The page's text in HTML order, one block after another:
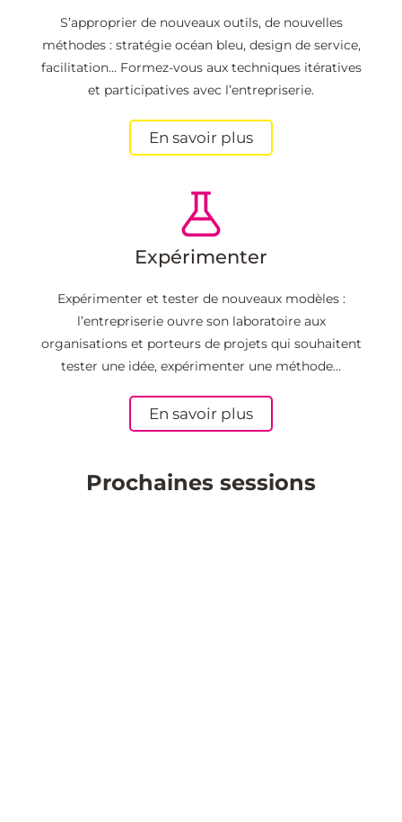
S’approprier de nouveaux outils, de nouvelles
méthodes : stratégie océan bleu, design de service,
facilitation… Formez-vous aux techniques itératives
et participatives avec l’entrepriserie.
En savoir plus
Expérimenter
Expérimenter et tester de nouveaux modèles :
l’entrepriserie ouvre son laboratoire aux
organisations et porteurs de projets qui souhaitent
tester une idée, expérimenter une méthode…
En savoir plus
Prochaines sessions